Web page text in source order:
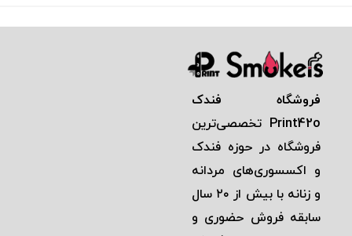
فروشگاه فندک
Print42o تخصصی‌ترين
فروشگاه در حوزه فندک
و اكسسوری‌های مردانه
و زنانه با بيش از ٢٠ سال
سابقه فروش حضوری و